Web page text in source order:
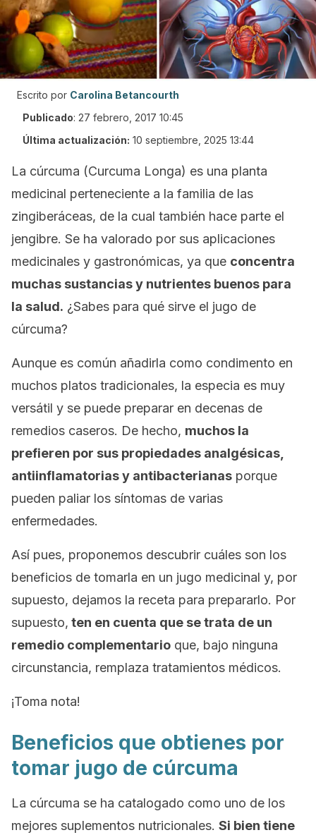
Escrito por Carolina Betancourth
Publicado: 27 febrero, 2017 10:45
Última actualización: 10 septiembre, 2025 13:44
La cúrcuma (Curcuma Longa) es una planta
medicinal perteneciente a la familia de las
zingiberáceas, de la cual también hace parte el
jengibre. Se ha valorado por sus aplicaciones
medicinales y gastronómicas, ya que concentra
muchas sustancias y nutrientes buenos para
la salud. ¿Sabes para qué sirve el jugo de
cúrcuma?
Aunque es común añadirla como condimento en
muchos platos tradicionales, la especia es muy
versátil y se puede preparar en decenas de
remedios caseros. De hecho, muchos la
prefieren por sus propiedades analgésicas,
antiinflamatorias y antibacterianas porque
pueden paliar los síntomas de varias
enfermedades.
Así pues, proponemos descubrir cuáles son los
beneficios de tomarla en un jugo medicinal y, por
supuesto, dejamos la receta para prepararlo. Por
supuesto, ten en cuenta que se trata de un
remedio complementario que, bajo ninguna
circunstancia, remplaza tratamientos médicos.
¡Toma nota!
Beneficios que obtienes por
tomar jugo de cúrcuma
La cúrcuma se ha catalogado como uno de los
mejores suplementos nutricionales. Si bien tiene